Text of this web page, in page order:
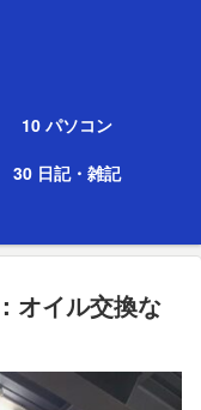
10 パソコン
30 日記・雑記
イル交換な